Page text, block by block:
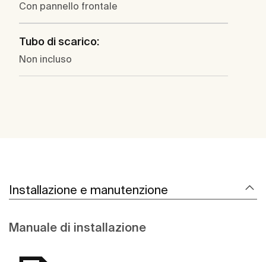
Con pannello frontale
Tubo di scarico:
Non incluso
Installazione e manutenzione
Manuale di installazione